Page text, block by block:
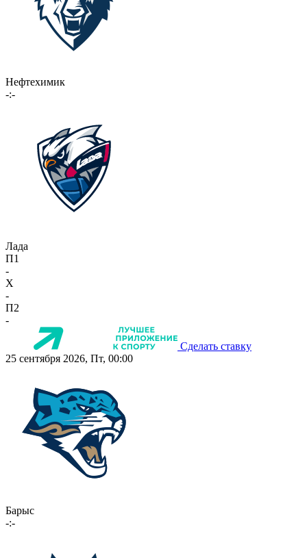
Нефтехимик
-:-
Лада
П1
-
X
-
П2
-
Сделать ставку
25 сентября 2026, Пт, 00:00
Барыс
-:-